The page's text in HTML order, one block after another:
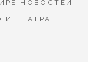
НОВОСТЕЙ
И ТЕАТРА